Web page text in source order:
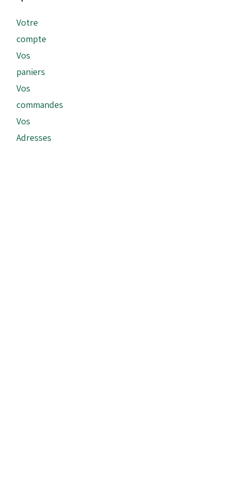
Votre
compte
Vos
paniers
Vos
commandes
Vos
Adresses